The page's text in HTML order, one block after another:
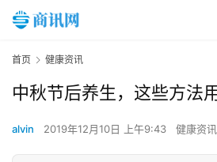
首页 健康资讯
中秋节后养生，这些方法
alvin 2019年12月10日 上午9:43 健康资讯